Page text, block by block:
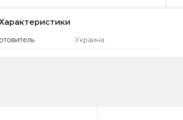
Украина